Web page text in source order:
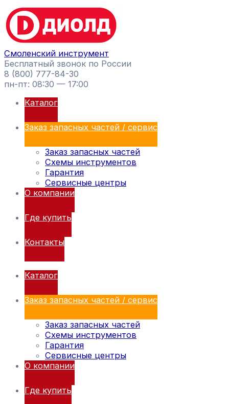
Перейти
к
содержимому
Смоленский инструмент
Бесплатный звонок по России
8 (800) 777-84-30
пн-пт: 08:30 — 17:00
Каталог
Заказ запасных частей / сервис
Заказ запасных частей
Схемы инструментов
Гарантия
Сервисные центры
О компании
Где купить
Контакты
Каталог
Заказ запасных частей / сервис
Заказ запасных частей
Схемы инструментов
Гарантия
Сервисные центры
О компании
Где купить
Поиск
товаров